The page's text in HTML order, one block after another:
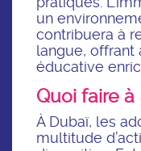
un
contribuera à
langue, offrant
éducative
Quoi faire à
À Dubaï, les
multitude